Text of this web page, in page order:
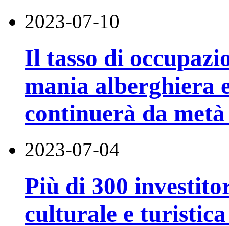
2023-07-10
Il tasso di
mania alberghiera
continuerà da
2023-07-04
Più di 300
culturale e